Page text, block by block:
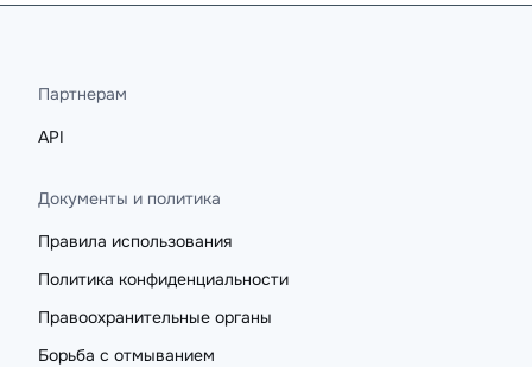
Партнерам
API
Документы и политика
Правила использования
Политика конфиденциальности
Правоохранительные органы
Борьба с отмыванием